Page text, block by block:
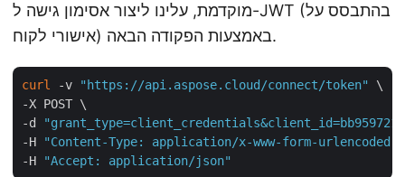
מוקדמת, עלינו ליצור אסימון גישה ל-JWT (בהתבסס על
אישורי לקוח) באמצעות הפקודה הבאה.
curl -v "https://api.aspose.cloud/connect/token"
\
-X POST \
-d
"grant_type=client_credentials&client_id=bb959721-
-H
"Content-Type: application/x-www-form-urlencoded"
-H
"Accept: application/json"